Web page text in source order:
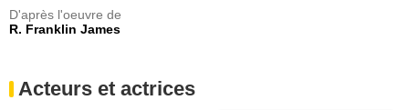
D'après l'oeuvre de
R. Franklin James
Acteurs et actrices